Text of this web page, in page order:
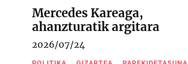
Mercedes Kareaga,
ahanzturatik argitara
2026/07/24